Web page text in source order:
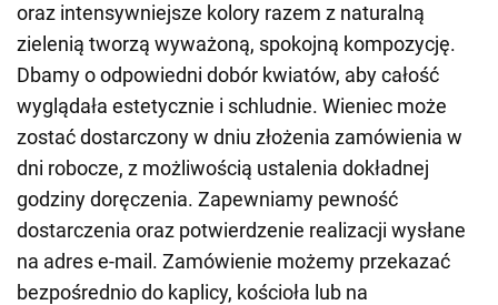
oraz intensywniejsze kolory razem z naturalną
zielenią tworzą wyważoną, spokojną kompozycję.
Dbamy o odpowiedni dobór kwiatów, aby całość
wyglądała estetycznie i schludnie. Wieniec może
zostać dostarczony w dniu złożenia zamówienia w
dni robocze, z możliwością ustalenia dokładnej
godziny doręczenia. Zapewniamy pewność
dostarczenia oraz potwierdzenie realizacji wysłane
na adres e-mail. Zamówienie możemy przekazać
bezpośrednio do kaplicy, kościoła lub na